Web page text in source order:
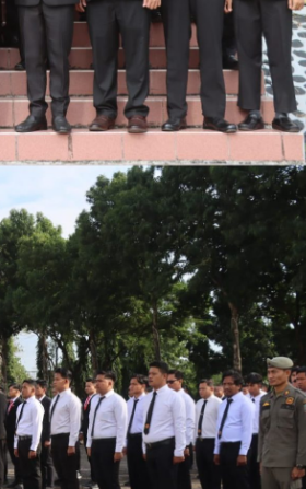
Latemmamala
Di Politik Juni 22, 2026